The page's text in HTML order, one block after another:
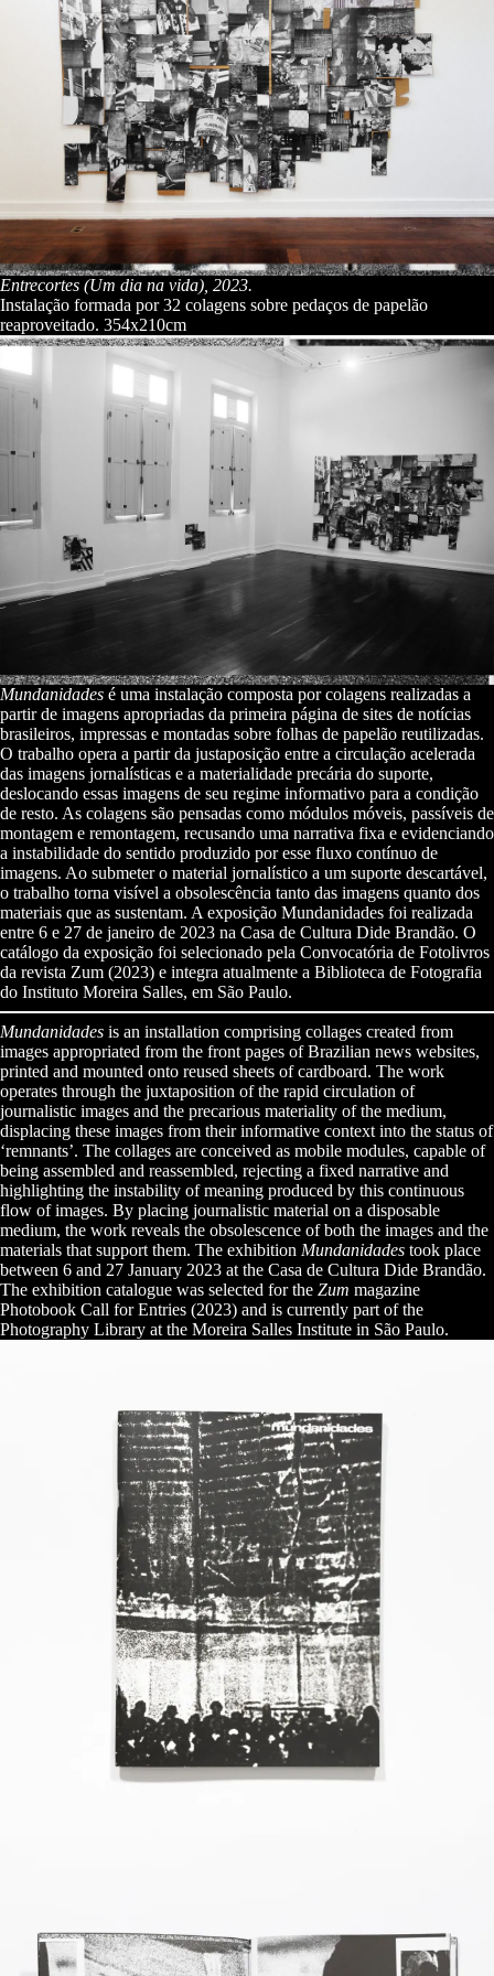
Entrecortes (Um dia na vida), 2023.
Instalação formada por 32 colagens sobre pedaços de papelão
reaproveitado. 354x210cm
Mundanidades é uma instalação composta por colagens realizadas a
partir de imagens apropriadas da primeira página de sites de notícias
brasileiros, impressas e montadas sobre folhas de papelão reutilizadas.
O trabalho opera a partir da justaposição entre a circulação acelerada
das imagens jornalísticas e a materialidade precária do suporte,
deslocando essas imagens de seu regime informativo para a condição
de resto. As colagens são pensadas como módulos móveis, passíveis de
montagem e remontagem, recusando uma narrativa fixa e evidenciando
a instabilidade do sentido produzido por esse fluxo contínuo de
imagens. Ao submeter o material jornalístico a um suporte descartável,
o trabalho torna visível a obsolescência tanto das imagens quanto dos
materiais que as sustentam. A exposição Mundanidades foi realizada
entre 6 e 27 de janeiro de 2023 na Casa de Cultura Dide Brandão. O
catálogo da exposição foi selecionado pela Convocatória de Fotolivros
da revista Zum (2023) e integra atualmente a Biblioteca de Fotografia
do Instituto Moreira Salles, em São Paulo.
Mundanidades is an installation comprising collages created from
images appropriated from the front pages of Brazilian news websites,
printed and mounted onto reused sheets of cardboard. The work
operates through the juxtaposition of the rapid circulation of
journalistic images and the precarious materiality of the medium,
displacing these images from their informative context into the status of
‘remnants’. The collages are conceived as mobile modules, capable of
being assembled and reassembled, rejecting a fixed narrative and
highlighting the instability of meaning produced by this continuous
flow of images. By placing journalistic material on a disposable
medium, the work reveals the obsolescence of both the images and the
materials that support them. The exhibition Mundanidades took place
between 6 and 27 January 2023 at the Casa de Cultura Dide Brandão.
The exhibition catalogue was selected for the Zum magazine
Photobook Call for Entries (2023) and is currently part of the
Photography Library at the Moreira Salles Institute in São Paulo.